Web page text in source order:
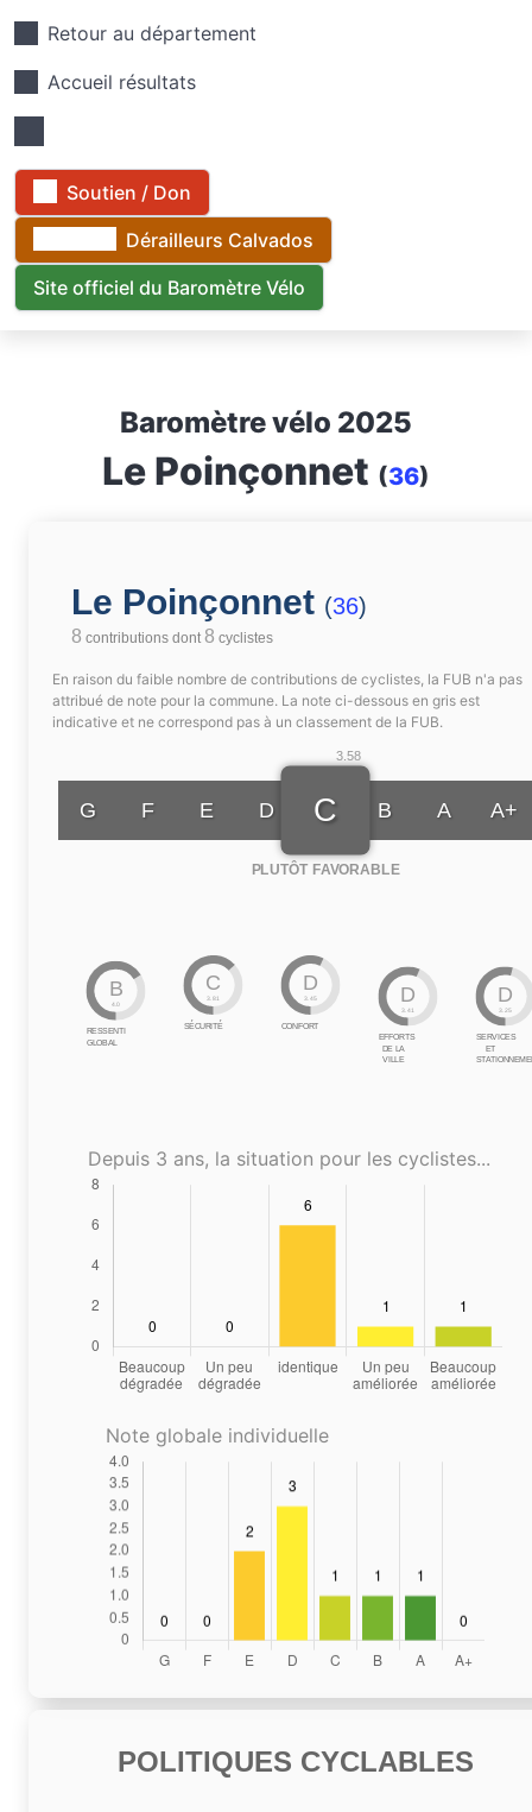
Retour au département
Accueil résultats
Soutien / Don
Dérailleurs Calvados
Site officiel du Baromètre Vélo
Baromètre vélo 2025
Le Poinçonnet (36)
Le Poinçonnet (36)
8 contributions dont8 cyclistes
En raison du faible nombre de contributions de cyclistes, la FUB n'a pas
attribué de note pour la commune. La note ci-dessous en gris est
indicative et ne correspond pas à un classement de la FUB.
G F E D
3.58
C
PLUTÔT FAVORABLE
B A A+
B
4.0
RESSENTI
GLOBAL
C
3.81
SÉCURITÉ
D
3.45
CONFORT
D
3.41
EFFORTS
DE LA
VILLE
D
3.25
SERVICES
ET
Depuis 3 ans, la situation pour les cyclistes...
Note globale individuelle
POLITIQUES CYCLABLES